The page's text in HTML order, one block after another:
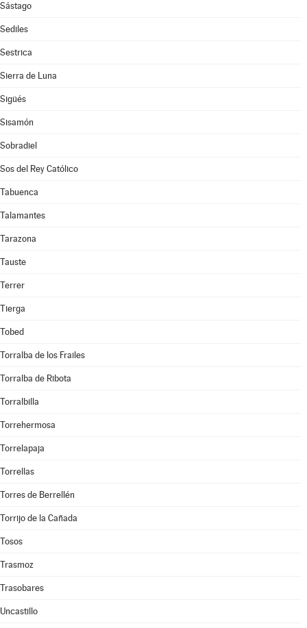
Sástago
Sediles
Sestrica
Sierra de Luna
Sigüés
Sisamón
Sobradiel
Sos del Rey Católico
Tabuenca
Talamantes
Tarazona
Tauste
Terrer
Tierga
Tobed
Torralba de los Frailes
Torralba de Ribota
Torralbilla
Torrehermosa
Torrelapaja
Torrellas
Torres de Berrellén
Torrijo de la Cañada
Tosos
Trasmoz
Trasobares
Uncastillo